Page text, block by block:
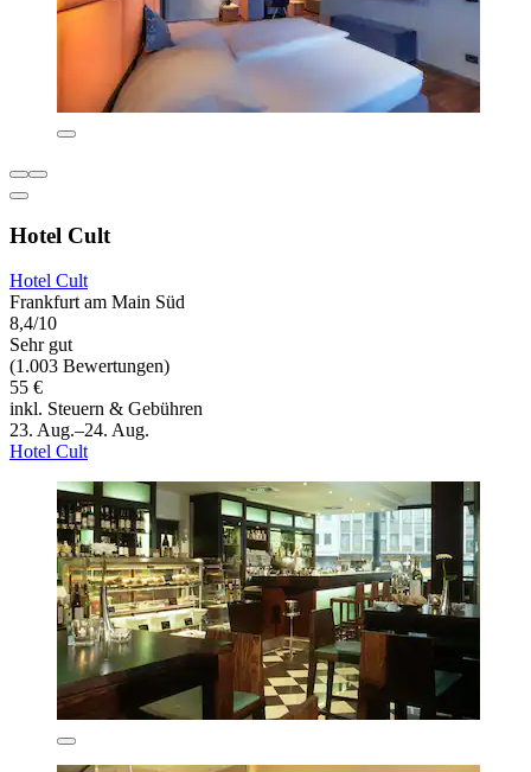
Hotel Cult
Hotel Cult
Frankfurt am Main Süd
8,4/10
Sehr gut
(1.003 Bewertungen)
55 €
inkl. Steuern & Gebühren
23. Aug.–24. Aug.
Hotel Cult